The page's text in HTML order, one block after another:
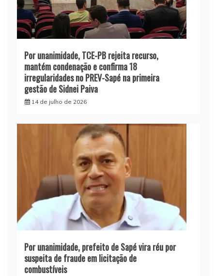
Por unanimidade, TCE-PB rejeita recurso,
mantém condenação e confirma 18
irregularidades no PREV-Sapé na primeira
gestão de Sidnei Paiva
14 de julho de 2026
Por unanimidade, prefeito de Sapé vira réu por
suspeita de fraude em licitação de
combustíveis